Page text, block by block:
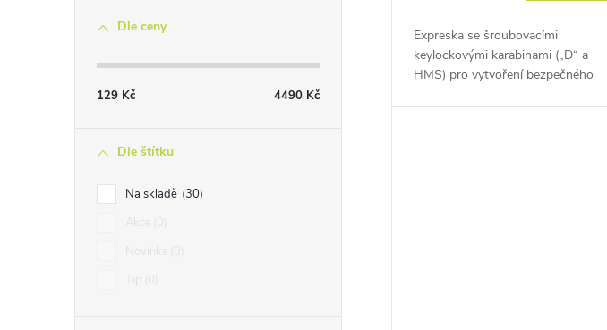
Dle ceny
129 Kč 4490 Kč
Dle štítku
Na skladě 30
u
Expreska se šroubovacími
keylockovými karabinami („D“ a
HMS) pro vytvoření bezpečného